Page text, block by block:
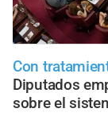
Con
Diputados
sobre el